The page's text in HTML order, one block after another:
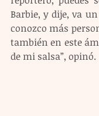
Barbie, y dije, va
conozco más
también en este
de mi salsa”, opinó.